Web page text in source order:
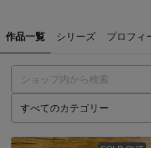
作品一覧 シリーズ プロフィ